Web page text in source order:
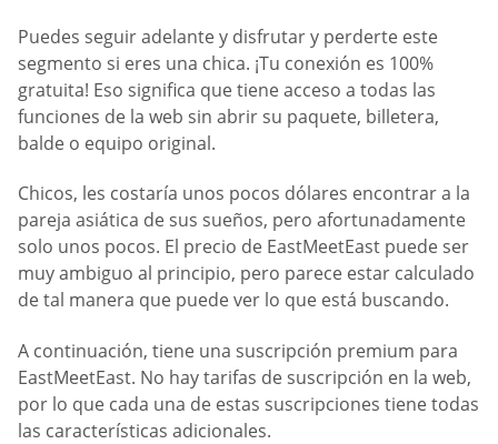
Puedes seguir adelante y disfrutar y perderte este
segmento si eres una chica. ¡Tu conexión es 100%
gratuita! Eso significa que tiene acceso a todas las
funciones de la web sin abrir su paquete, billetera,
balde o equipo original.
Chicos, les costaría unos pocos dólares encontrar a la
pareja asiática de sus sueños, pero afortunadamente
solo unos pocos. El precio de EastMeetEast puede ser
muy ambiguo al principio, pero parece estar calculado
de tal manera que puede ver lo que está buscando.
A continuación, tiene una suscripción premium para
EastMeetEast. No hay tarifas de suscripción en la web,
por lo que cada una de estas suscripciones tiene todas
las características adicionales.